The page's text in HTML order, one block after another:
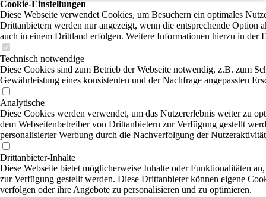
Cookie-Einstellungen
Diese Webseite verwendet Cookies, um Besuchern ein optimales
Drittanbietern werden nur angezeigt, wenn die entsprechende Option
auch in einem Drittland erfolgen. Weitere Informationen hierzu in der
Technisch notwendige
Diese Cookies sind zum Betrieb der Webseite notwendig, z.B. zum
Gewährleistung eines konsistenten und der Nachfrage angepassten
Analytische
Diese Cookies werden verwendet, um das Nutzererlebnis weiter zu
dem Webseitenbetreiber von Drittanbietern zur Verfügung gestellt
personalisierter Werbung durch die Nachverfolgung der
Drittanbieter-Inhalte
Diese Webseite bietet möglicherweise Inhalte oder Funktionalitäten
zur Verfügung gestellt werden. Diese Drittanbieter können eigene
verfolgen oder ihre Angebote zu personalisieren und zu optimieren.